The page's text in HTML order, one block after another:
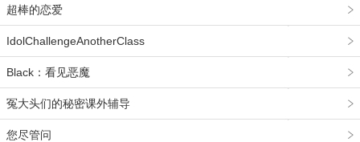
超棒的恋爱
IdolChallengeAnotherClass
Black：看见恶魔
冤大头们的秘密课外辅导
您尽管问